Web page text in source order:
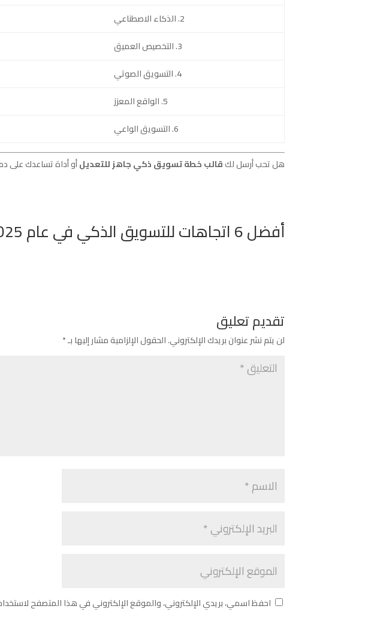
2. الذكاء الاصطناعي
3. التخصيص العميق
4. التسويق الصوتي
5. الواقع المعزز
6. التسويق الواعي
هل تحب أرسل لكقالب خطة تسويق ذكي جاهز للتعديلأو أداة تساعدك على
أفضل 6 اتجاهات للتسويق الذكي في عام 2025
تقديم تعليق
لن يتم نشر عنوان بريدك الإلكتروني.الحقول الإلزامية مشار إليها بـ*
احفظ اسمي، بريدي الإلكتروني، والموقع الإلكتروني في هذا المتصفح